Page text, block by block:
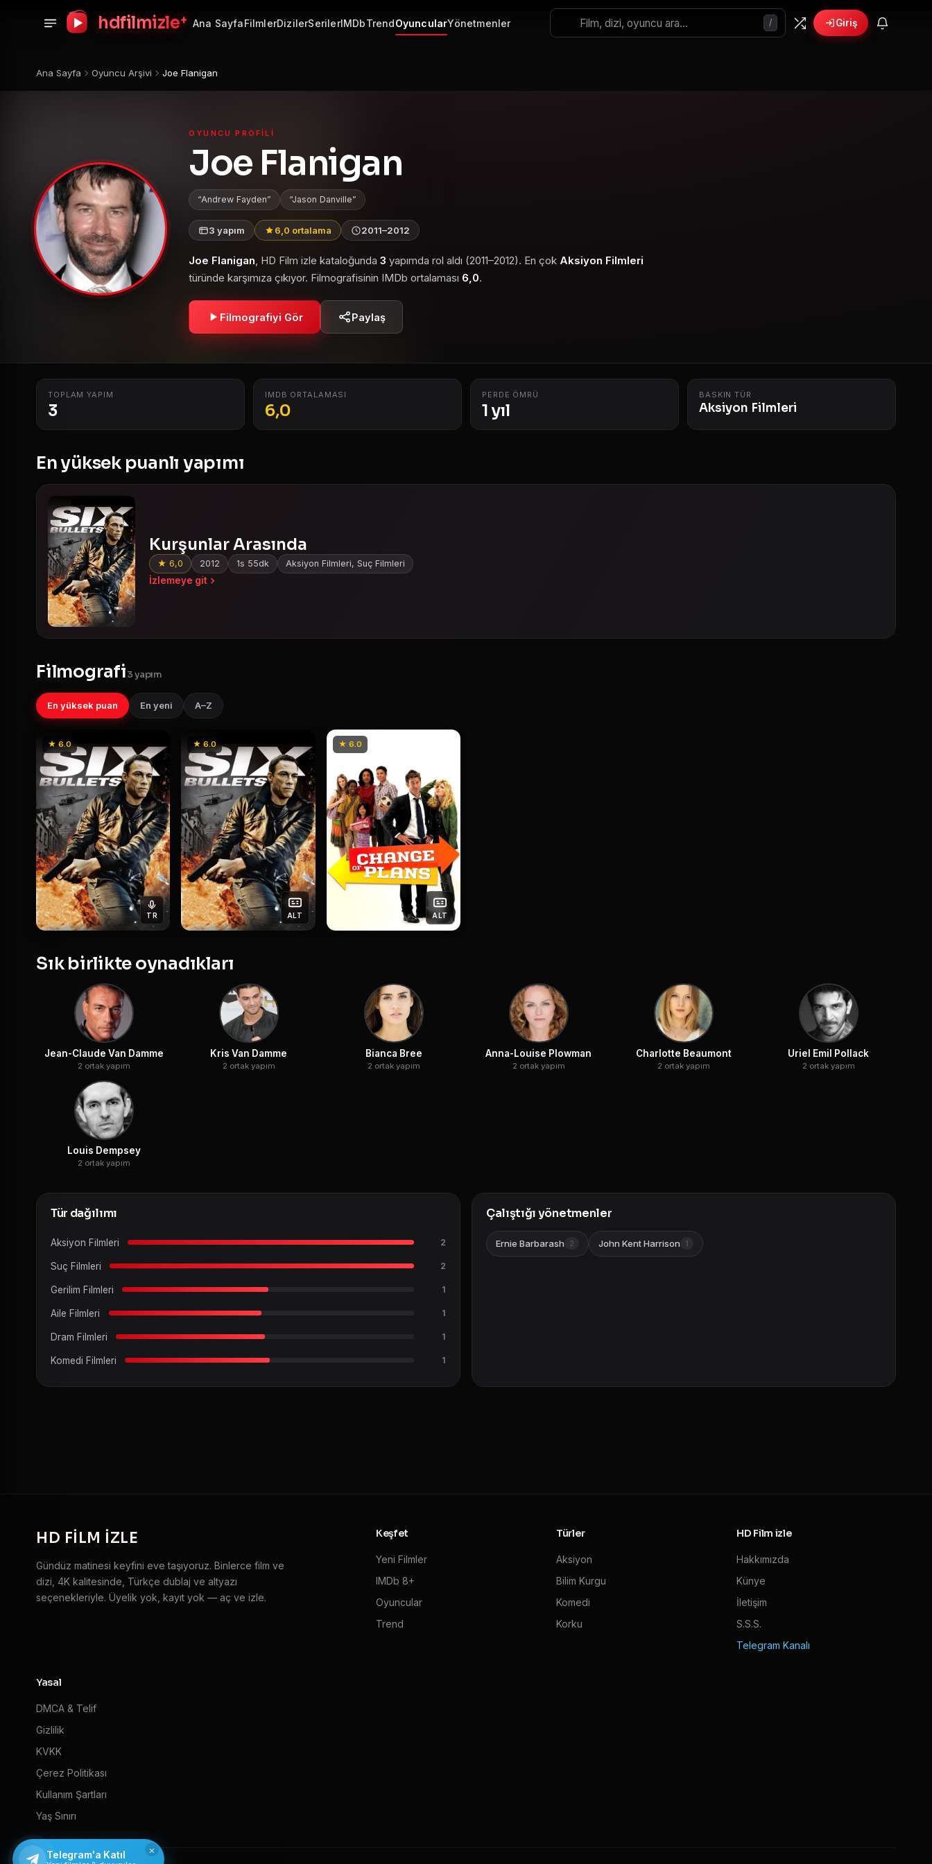
hdfilmizle+ Ana SayfaFilmlerDizilerSerilerIMDbTrendOyuncularYönetmenler / Giriş
Ana Sayfa Oyuncu Arşivi Joe Flanigan
OYUNCU PROFILI
Joe Flanigan
Andrew Fayden Jason Danville
3 yapım 6,0 ortalama 2011–2012
Joe Flanigan, HD Film izle kataloğunda 3 yapımda rol aldı (2011–2012). En çok Aksiyon Filmleri
türünde karşımıza çıkıyor. Filmografisinin IMDb ortalaması 6,0.
Filmografiyi Gör Paylaş
TOPLAM YAPIM
3
IMDB ORTALAMASI
6,0
PERDE ÖMRÜ
1 yıl
BASKIN TÜR
Aksiyon Filmleri
En yüksek puanlı yapımı
Kurşunlar Arasında
★ 6,0 2012 1s 55dk Aksiyon Filmleri, Suç Filmleri
İzlemeye git
Filmografi3 yapım
En yüksek puan En yeni A–Z
★ 6.0
TR
★ 6.0
ALT
★ 6.0
ALT
Sık birlikte oynadıkları
Jean-Claude Van Damme
2 ortak yapım
Kris Van Damme
2 ortak yapım
Bianca Bree
2 ortak yapım
Anna-Louise Plowman
2 ortak yapım
Charlotte Beaumont
2 ortak yapım
Uriel Emil Pollack
2 ortak yapım
Louis Dempsey
2 ortak yapım
Tür dağılımı
Aksiyon Filmleri 2
Suç Filmleri 2
Gerilim Filmleri 1
Aile Filmleri 1
Dram Filmleri 1
Komedi Filmleri 1
Çalıştığı yönetmenler
Ernie Barbarash 2 John Kent Harrison 1
HD FILM IZLE
Gündüz matinesi keyfini eve taşıyoruz. Binlerce film ve
dizi, 4K kalitesinde, Türkçe dublaj ve altyazı
seçenekleriyle. Üyelik yok, kayıt yok — aç ve izle.
Keşfet
Yeni Filmler
IMDb 8+
Oyuncular
Trend
Türler
Aksiyon
Bilim Kurgu
Komedi
Korku
HD Film izle
Hakkımızda
Künye
İletişim
S.S.S.
Telegram Kanalı
Yasal
DMCA & Telif
Gizlilik
KVKK
Çerez Politikası
Kullanım Şartları
Yaş Sınırı
Telegram'a Katıl ×